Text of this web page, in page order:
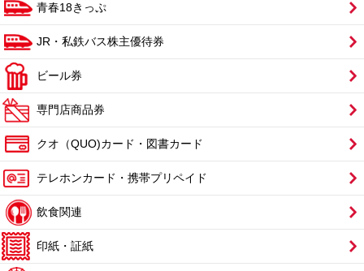
青春18きっぷ
JR・私鉄バス株主優待券
ビール券
専門店商品券
クオ（QUO)カード・図書カード
テレホンカード・携帯プリペイド
飲食関連
印紙・証紙